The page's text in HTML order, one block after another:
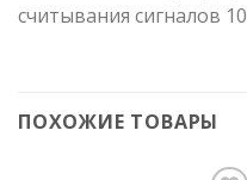
считывания сигналов
ПОХОЖИЕ ТОВАРЫ